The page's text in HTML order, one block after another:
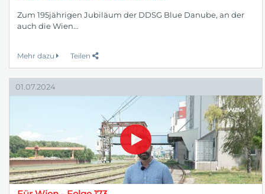
Zum 195jährigen Jubiläum der DDSG Blue Danube, an der
auch die Wien...
Mehr dazu Teilen
01.07.2024